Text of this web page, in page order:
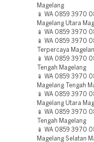
Magelang
📱 WA 0859 3970
Magelang Utara
📱 WA 0859 3970
📱 WA 0859 3970
Terpercaya
📱 WA 0859 3970
Tengah Magelang
📱 WA 0859 3970
Magelang Tengah
📱 WA 0859 3970
Magelang Utara
📱 WA 0859 3970
Tengah Magelang
📱 WA 0859 3970
Magelang Selatan